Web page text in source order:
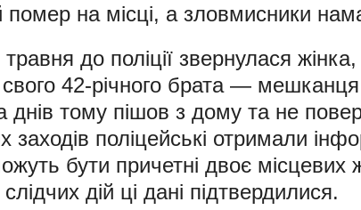
помер на місці, а зловмисники
травня до поліції звернулася
42-річного брата —
днів тому пішов з дому та не
заходів поліцейські отримали
бути причетні двоє місцевих
дій ці дані підтвердилися.